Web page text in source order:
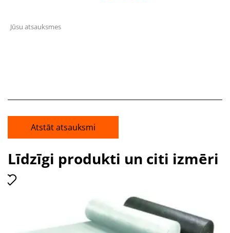
Jūsu atsauksmes
Atstāt atsauksmi
Līdzīgi produkti un citi izmēri